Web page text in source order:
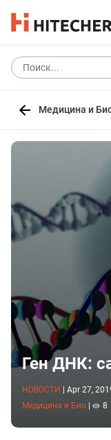
Медицина и
Ген ДНК:
НОВОСТИ
Apr 27,
Медицина и Био
8